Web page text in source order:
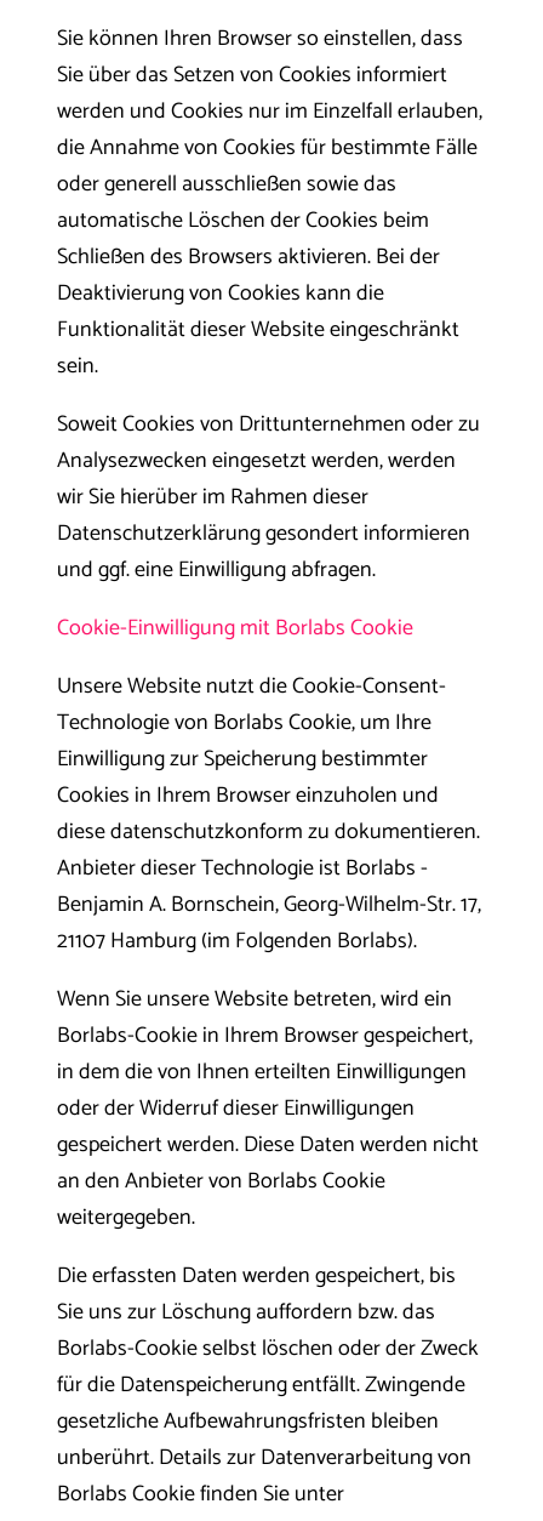
Sie können Ihren Browser so einstellen, dass
Sie über das Setzen von Cookies informiert
werden und Cookies nur im Einzelfall erlauben,
die Annahme von Cookies für bestimmte Fälle
oder generell ausschließen sowie das
automatische Löschen der Cookies beim
Schließen des Browsers aktivieren. Bei der
Deaktivierung von Cookies kann die
Funktionalität dieser Website eingeschränkt
sein.
Soweit Cookies von Drittunternehmen oder zu
Analysezwecken eingesetzt werden, werden
wir Sie hierüber im Rahmen dieser
Datenschutzerklärung gesondert informieren
und ggf. eine Einwilligung abfragen.
Cookie-Einwilligung mit Borlabs Cookie
Unsere Website nutzt die Cookie-Consent-
Technologie von Borlabs Cookie, um Ihre
Einwilligung zur Speicherung bestimmter
Cookies in Ihrem Browser einzuholen und
diese datenschutzkonform zu dokumentieren.
Anbieter dieser Technologie ist Borlabs -
Benjamin A. Bornschein, Georg-Wilhelm-Str. 17,
21107 Hamburg (im Folgenden Borlabs).
Wenn Sie unsere Website betreten, wird ein
Borlabs-Cookie in Ihrem Browser gespeichert,
in dem die von Ihnen erteilten Einwilligungen
oder der Widerruf dieser Einwilligungen
gespeichert werden. Diese Daten werden nicht
an den Anbieter von Borlabs Cookie
weitergegeben.
Die erfassten Daten werden gespeichert, bis
Sie uns zur Löschung auffordern bzw. das
Borlabs-Cookie selbst löschen oder der Zweck
für die Datenspeicherung entfällt. Zwingende
gesetzliche Aufbewahrungsfristen bleiben
unberührt. Details zur Datenverarbeitung von
Borlabs Cookie finden Sie unter